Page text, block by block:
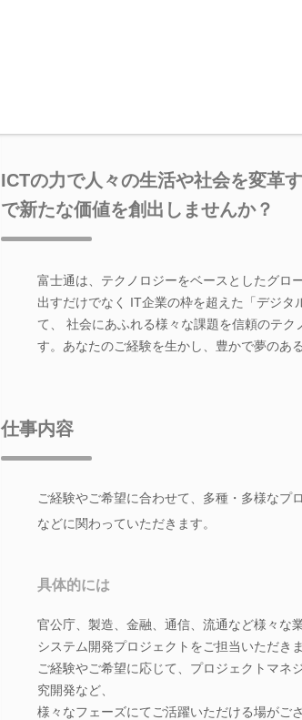
ICTの力で人々の生活や社会を変革
で新たな価値を創出しませんか？
富士通は、テクノロジーをベースとしたグロ
出すだけでなく IT企業の枠を超えた「デジ
て、 社会にあふれる様々な課題を信頼のテ
す。あなたのご経験を生かし、豊かで夢のあ
仕事内容
ご経験やご希望に合わせて、多種・多様なプ
などに関わっていただきます。
具体的には
官公庁、製造、金融、通信、流通など様々な
システム開発プロジェクトをご担当いただきま
ご経験やご希望に応じて、プロジェクトマネ
究開発など、
様々なフェーズにてご活躍いただける場がござ